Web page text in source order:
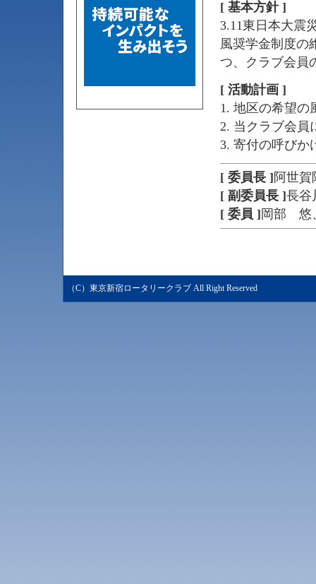
[ 基本方針 ]
3.11東日本大震
風奨学金制度の
つ、クラブ会員
[ 活動計画 ]
1. 地区の希望の
2. 当クラブ会員
3. 寄付の呼びか
[ 委員長 ] 阿世賀
[ 副委員長 ]長谷
[ 委員 ] 岡部 悠
（C）東京新宿ロータリークラブ All Right Reserved